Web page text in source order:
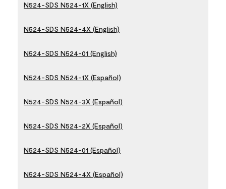
N524-SDS N524-1X (English)
N524-SDS N524-4X (English)
N524-SDS N524-01 (English)
N524-SDS N524-1X (Español)
N524-SDS N524-3X (Español)
N524-SDS N524-2X (Español)
N524-SDS N524-01 (Español)
N524-SDS N524-4X (Español)